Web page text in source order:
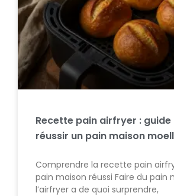
Recette pain airfryer :
réussir un pain maison
Comprendre la recette pain
pain maison réussi Faire du pain
l’airfryer a de quoi surprendre,